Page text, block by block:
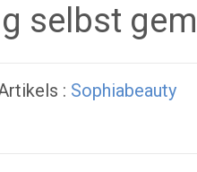
selbst
: Sophiabeauty